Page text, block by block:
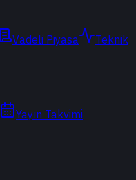
Vadeli Piyasa
Teknik
Yayın Takvimi